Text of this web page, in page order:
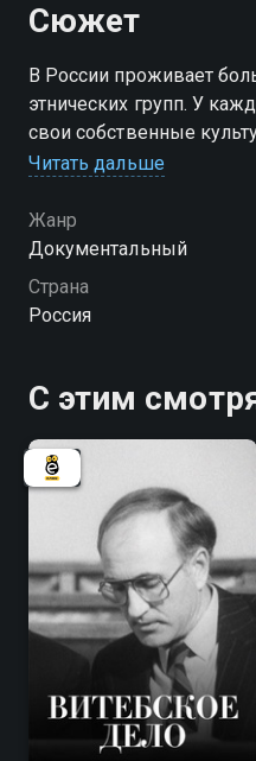
Сюжет
В России проживает
этнических групп. У
свои собственные
совокупности и
забыто, справедливо
много, но они есть -
донесли до нас сказания
сказительство было
Читать дальше
Жанр
Документальный
Страна
Россия
С этим